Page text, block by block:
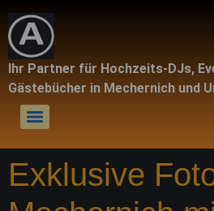
Ihr Partner für Hochzeits-DJs,
Gästebücher in Mechernich und
Exklusive